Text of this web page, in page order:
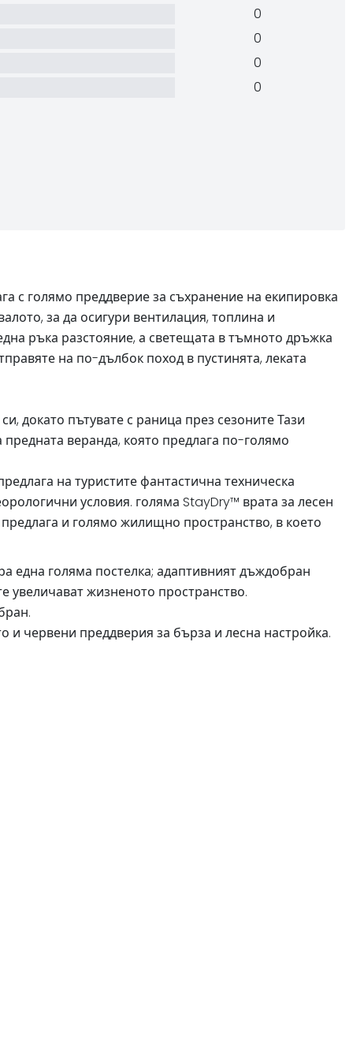
0
0
0
0
с голямо преддверие за съхранение на екипировка
за да осигури вентилация, топлина и
ръка разстояние, а светещата в тъмното дръжка
на по-дълбок поход в пустинята, леката
докато пътувате с раница през сезоните Тази
предната веранда, която предлага по-голямо
на туристите фантастична техническа
условия. голяма StayDry™ врата за лесен
и голямо жилищно пространство, в което
една голяма постелка; адаптивният дъждобран
увеличават жизненото пространство.
червени преддверия за бърза и лесна настройка.